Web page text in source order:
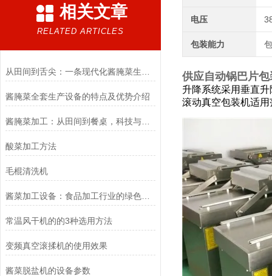
相关文章
RELATED ARTICLES
酱腌菜全套生产设备的特点及优势介绍
酱腌菜加工：从田间到餐桌，科技与传统的融合
酸菜加工方法
毛棍清洗机
酱菜加工设备：食品加工行业的绿色革命者
常温风干机的的3种选用方法
变频真空滚揉机的使用效果
酱菜脱盐机的设备参数
电压
包装能力
供应自动锅巴片
升降系统采用垂直
滚动真空包装机适